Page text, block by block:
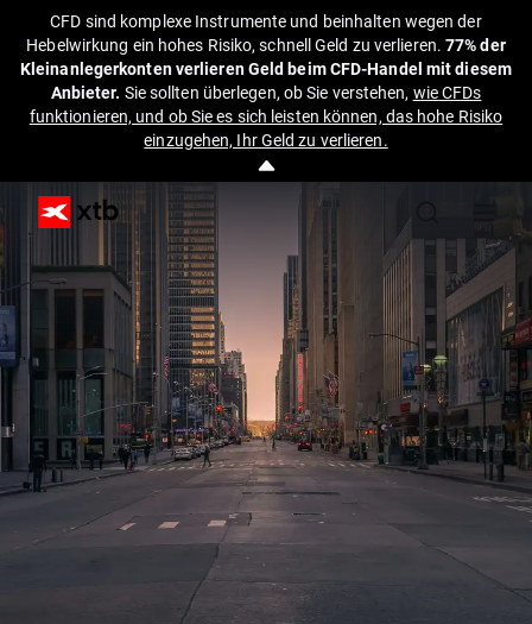
CFD sind komplexe Instrumente und beinhalten wegen der
Hebelwirkung ein hohes Risiko, schnell Geld zu verlieren.77% der
Kleinanlegerkonten verlieren Geld beim CFD-Handel mit diesem
Anbieter. Sie sollten überlegen, ob Sie verstehen, wie CFDs
funktionieren, und ob Sie es sich leisten können, das hohe Risiko
einzugehen, Ihr Geld zu verlieren.